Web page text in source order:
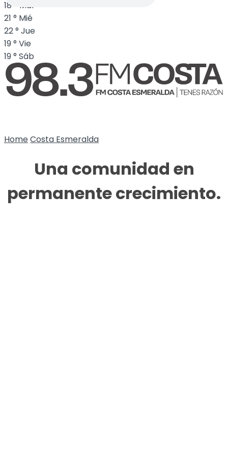
18
Mar
21 ° Mié
22° Jue
19° Vie
19° Sáb
HomeCosta Esmeralda
Una comunidad en
permanente crecimiento.